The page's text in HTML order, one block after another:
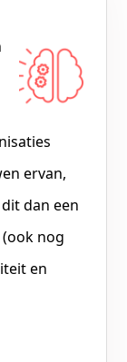
ervan,
dan een
(ook nog
en